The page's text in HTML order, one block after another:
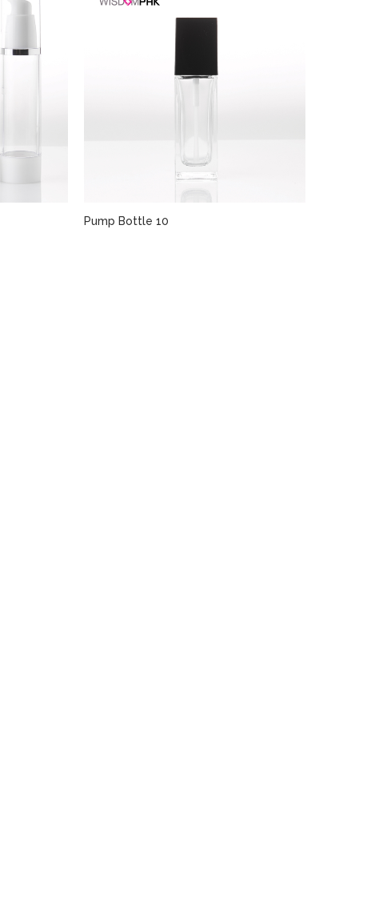
Pump Bottle 10